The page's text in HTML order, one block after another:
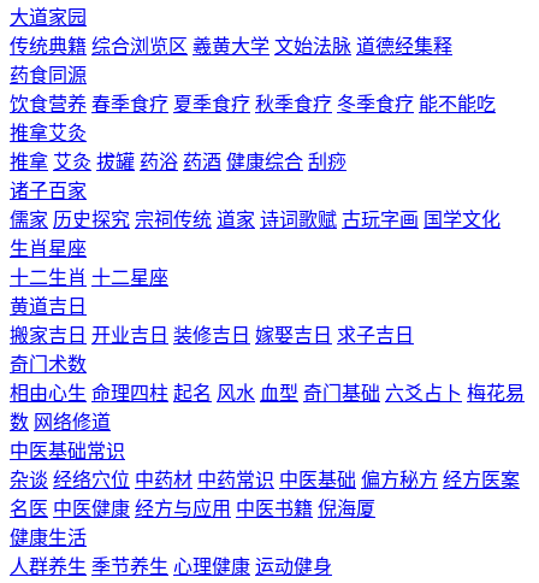
大道家园
传统典籍 综合浏览区 羲黄大学 文始法脉 道德经集释
药食同源
饮食营养 春季食疗 夏季食疗 秋季食疗 冬季食疗 能不能吃
推拿艾灸
推拿 艾灸 拔罐 药浴 药酒 健康综合 刮痧
诸子百家
儒家 历史探究 宗祠传统 道家 诗词歌赋 古玩字画 国学文化
生肖星座
十二生肖 十二星座
黄道吉日
搬家吉日 开业吉日 装修吉日 嫁娶吉日 求子吉日
奇门术数
相由心生 命理四柱 起名 风水 血型 奇门基础 六爻占卜 梅花易
数 网络修道
中医基础常识
杂谈 经络穴位 中药材 中药常识 中医基础 偏方秘方 经方医案
名医 中医健康 经方与应用 中医书籍 倪海厦
健康生活
人群养生 季节养生 心理健康 运动健身